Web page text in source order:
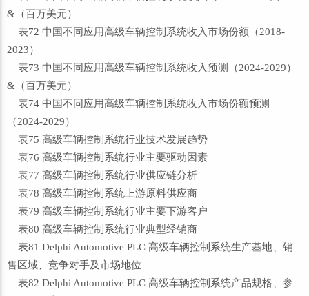
&（百万美元）
表72 中国不同应用高级车辆控制系统收入市场份额（2018-
2023）
表73 中国不同应用高级车辆控制系统收入预测（2024-2029）
&（百万美元）
表74 中国不同应用高级车辆控制系统收入市场份额预测
（2024-2029）
表75 高级车辆控制系统行业技术发展趋势
表76 高级车辆控制系统行业主要驱动因素
表77 高级车辆控制系统行业供应链分析
表78 高级车辆控制系统上游原料供应商
表79 高级车辆控制系统行业主要下游客户
表80 高级车辆控制系统行业典型经销商
表81 Delphi Automotive PLC 高级车辆控制系统生产基地、销
售区域、竞争对手及市场地位
表82 Delphi Automotive PLC 高级车辆控制系统产品规格、参